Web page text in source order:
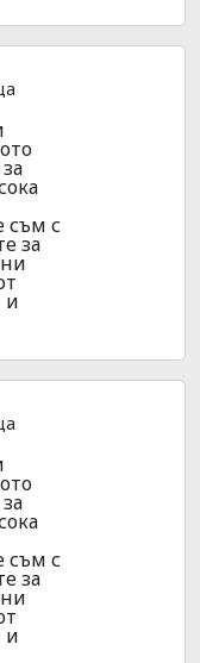
съм с
за
и
съм с
за
и